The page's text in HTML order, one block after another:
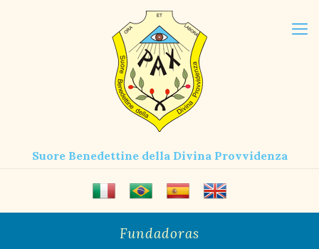
Suore Benedettine della Divina Provvidenza
Fundadoras